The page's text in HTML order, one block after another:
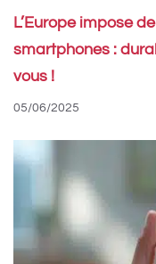
L’Europe impose
smartphones :
vous !
05/06/2025